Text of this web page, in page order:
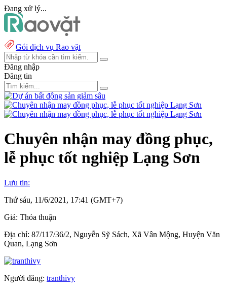
Đang xử lý...
Gói dịch vụ Rao vặt
Đăng nhập
Đăng tin
Chuyên nhận may đồng phục,
lễ phục tốt nghiệp Lạng Sơn
Lưu tin:
Thứ sáu, 11/6/2021, 17:41 (GMT+7)
Giá: Thỏa thuận
Địa chỉ: 87/117/36/2, Nguyễn Sỹ Sách, Xã Vân Mộng, Huyện Văn
Quan, Lạng Sơn
Người đăng: tranthivy